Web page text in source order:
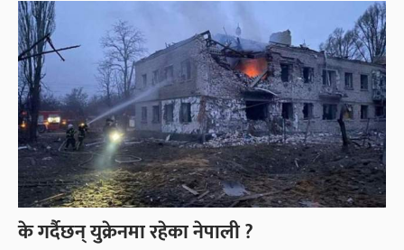
के गर्दैछन् युक्रेनमा रहेका नेपाली ?